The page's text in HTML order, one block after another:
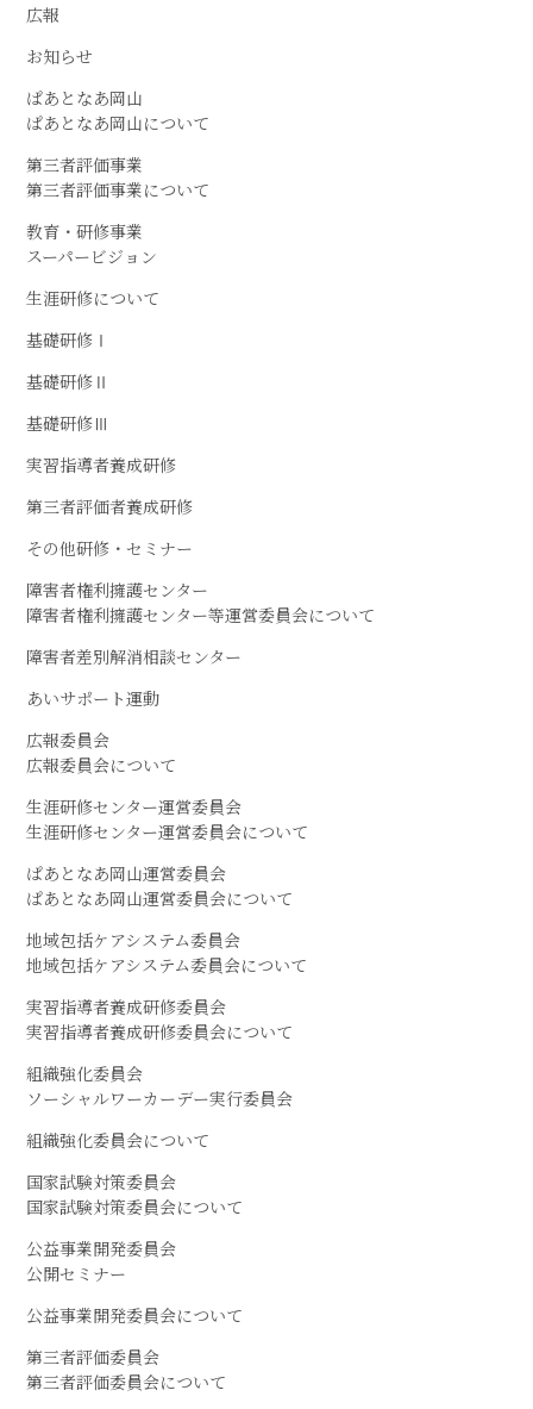
広報
お知らせ
ぱあとなあ岡山
ぱあとなあ岡山について
第三者評価事業
第三者評価事業について
教育・研修事業
スーパービジョン
生涯研修について
基礎研修Ⅰ
基礎研修Ⅱ
基礎研修Ⅲ
実習指導者養成研修
第三者評価者養成研修
その他研修・セミナー
障害者権利擁護センター
障害者権利擁護センター等運営委員会について
障害者差別解消相談センター
あいサポート運動
広報委員会
広報委員会について
生涯研修センター運営委員会
生涯研修センター運営委員会について
ぱあとなあ岡山運営委員会
ぱあとなあ岡山運営委員会について
地域包括ケアシステム委員会
地域包括ケアシステム委員会について
実習指導者養成研修委員会
実習指導者養成研修委員会について
組織強化委員会
ソーシャルワーカーデー実行委員会
組織強化委員会について
国家試験対策委員会
国家試験対策委員会について
公益事業開発委員会
公開セミナー
公益事業開発委員会について
第三者評価委員会
第三者評価委員会について